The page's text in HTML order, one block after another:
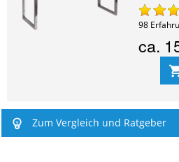
98
ca.
Zum Vergleich und Ratgeber